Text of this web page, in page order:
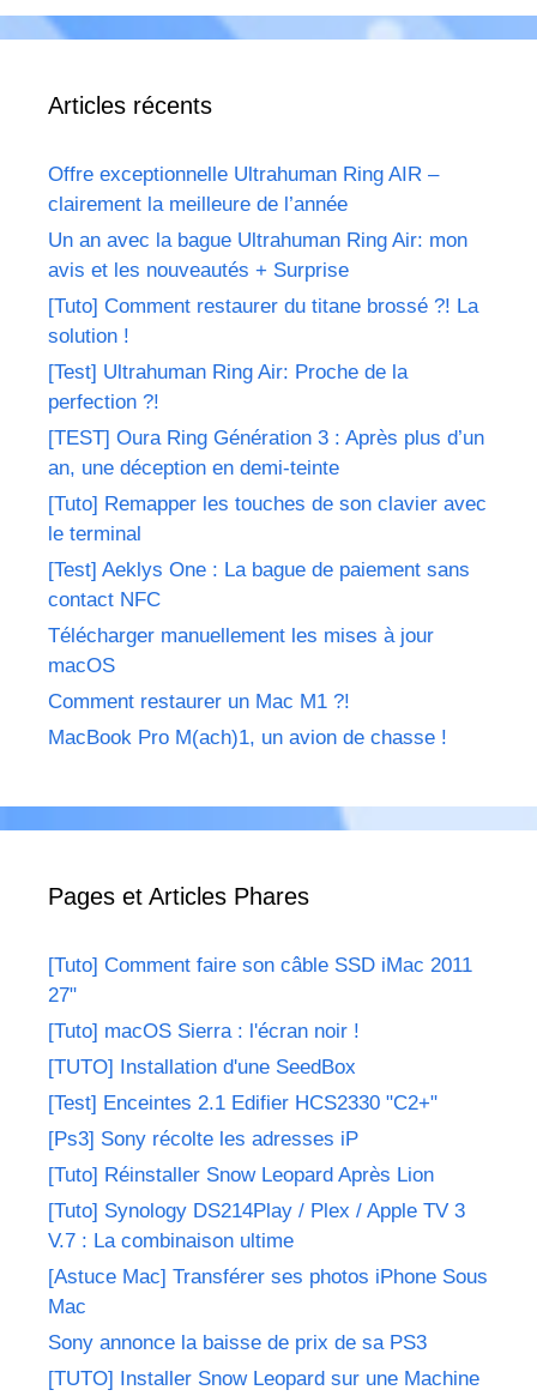
Articles récents
Offre exceptionnelle Ultrahuman Ring AIR –
clairement la meilleure de l’année
Un an avec la bague Ultrahuman Ring Air: mon
avis et les nouveautés + Surprise
[Tuto] Comment restaurer du titane brossé ?! La
solution !
[Test] Ultrahuman Ring Air: Proche de la
perfection ?!
[TEST] Oura Ring Génération 3 : Après plus d’un
an, une déception en demi-teinte
[Tuto] Remapper les touches de son clavier avec
le terminal
[Test] Aeklys One : La bague de paiement sans
contact NFC
Télécharger manuellement les mises à jour
macOS
Comment restaurer un Mac M1 ?!
MacBook Pro M(ach)1, un avion de chasse !
Pages et Articles Phares
[Tuto] Comment faire son câble SSD iMac 2011
27"
[Tuto] macOS Sierra : l'écran noir !
[TUTO] Installation d'une SeedBox
[Test] Enceintes 2.1 Edifier HCS2330 "C2+"
[Ps3] Sony récolte les adresses iP
[Tuto] Réinstaller Snow Leopard Après Lion
[Tuto] Synology DS214Play / Plex / Apple TV 3
V.7 : La combinaison ultime
[Astuce Mac] Transférer ses photos iPhone Sous
Mac
Sony annonce la baisse de prix de sa PS3
[TUTO] Installer Snow Leopard sur une Machine